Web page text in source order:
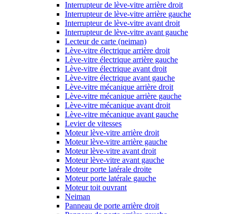
Interrupteur de lève-vitre arrière droit
Interrupteur de lève-vitre arrière gauche
Interrupteur de lève-vitre avant droit
Interrupteur de lève-vitre avant gauche
Lecteur de carte (neiman)
Lève-vitre électrique arrière droit
Lève-vitre électrique arrière gauche
Lève-vitre électrique avant droit
Lève-vitre électrique avant gauche
Lève-vitre mécanique arrière droit
Lève-vitre mécanique arrière gauche
Lève-vitre mécanique avant droit
Lève-vitre mécanique avant gauche
Levier de vitesses
Moteur lève-vitre arrière droit
Moteur lève-vitre arrière gauche
Moteur lève-vitre avant droit
Moteur lève-vitre avant gauche
Moteur porte latérale droite
Moteur porte latérale gauche
Moteur toit ouvrant
Neiman
Panneau de porte arrière droit